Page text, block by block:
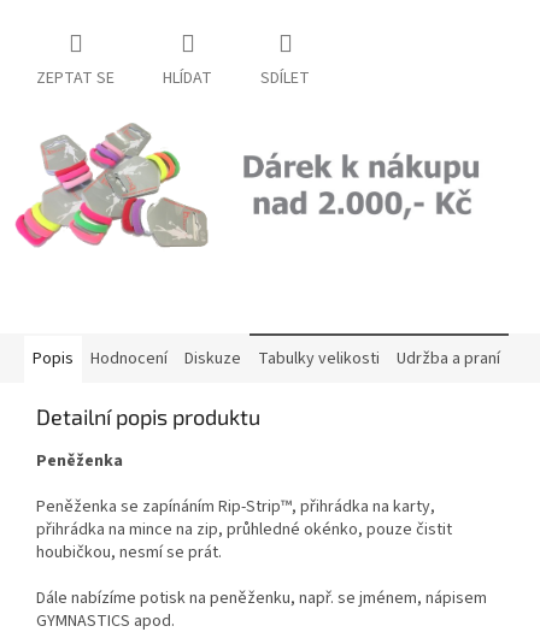
ZEPTAT SE HLÍDAT SDÍLET
Popis Hodnocení Diskuze Tabulky velikosti Udržba a praní
Detailní popis produktu
Peněženka
Peněženka se zapínáním Rip-Strip™, přihrádka na karty,
přihrádka na mince na zip, průhledné okénko, pouze čistit
houbičkou, nesmí se prát.
Dále nabízíme potisk na peněženku, např. se jménem, nápisem
GYMNASTICS apod.